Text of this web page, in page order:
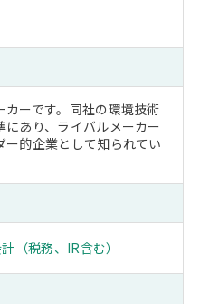
ーです。同社の環境技術
あり、ライバルメーカー
的企業として知られてい
（税務、IR含む）